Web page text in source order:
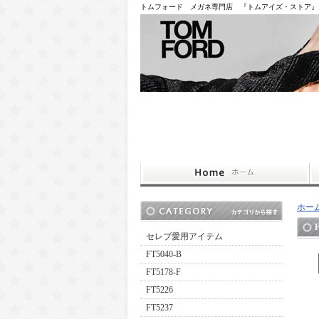
トムフォード メガネ専門店 『トムアイズ・ストア』
セレブ愛用アイテム
FT5040-B
FT5178-F
FT5226
FT5237
ホー